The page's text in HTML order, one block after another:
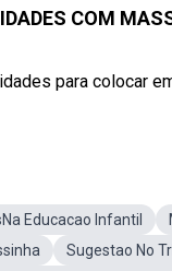
COM
para colocar
Educacao Infantil
Sugestao No